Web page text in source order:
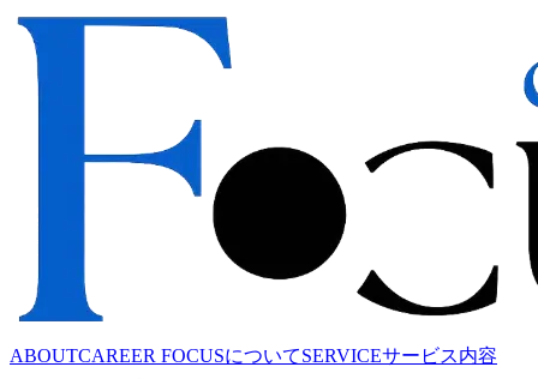
ABOUTCAREER FOCUSについてSERVICEサービス内容